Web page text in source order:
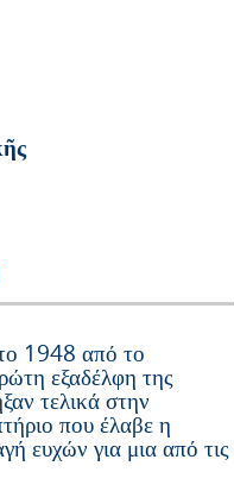
1948 από το
εξαδέλφη της
τελικά στην
που έλαβε η
ευχών για μια από τις